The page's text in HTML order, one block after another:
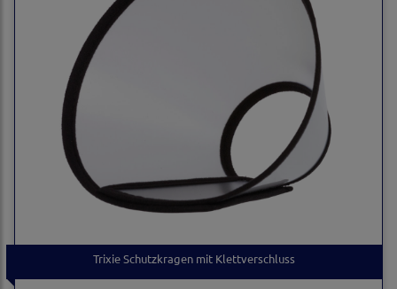
Trixie Schutzkragen mit Klettverschluss